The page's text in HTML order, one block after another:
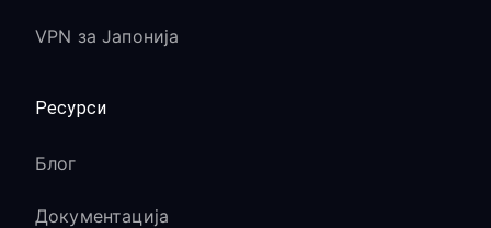
VPN за Јапонија
Ресурси
Блог
Документација